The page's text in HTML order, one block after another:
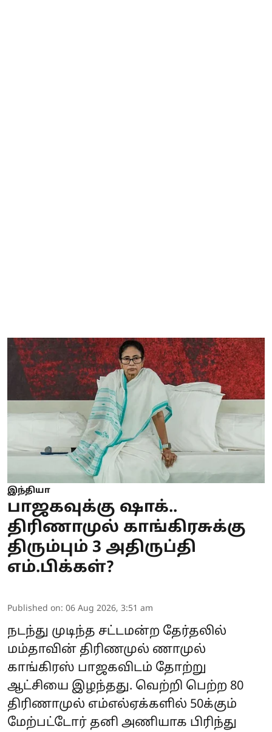
இந்தியா
பாஜகவுக்கு ஷாக்..
திரிணாமுல் காங்கிரசுக்கு
திரும்பும் 3 அதிருப்தி
எம்.பிக்கள்?
Published on: 06 Aug 2026, 3:51 am
நடந்து முடிந்த சட்டமன்ற தேர்தலில்
மம்தாவின் திரிணமுல் ணாமுல்
காங்கிரஸ் பாஜகவிடம் தோற்று
ஆட்சியை இழந்தது. வெற்றி பெற்ற 80
திரிணாமுல் எம்எல்ஏக்களில் 50க்கும்
மேற்பட்டோர் தனி அணியாக பிரிந்து